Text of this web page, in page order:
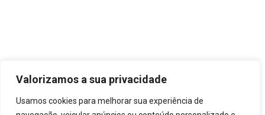
Valorizamos a sua privacidade
Usamos cookies para melhorar sua experiência de